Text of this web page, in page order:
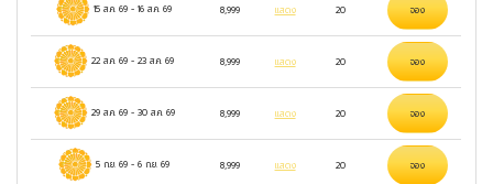
15 ส.ค. 69 -16 ส.ค. 69 8,999 แสดง 20 จอง
22 ส.ค. 69 -23 ส.ค. 69 8,999 แสดง 20 จอง
29 ส.ค. 69- 30 ส.ค. 69 8,999 แสดง 20 จอง
5 ก.ย. 69 -6 ก.ย. 69 8,999 แสดง 20 จอง